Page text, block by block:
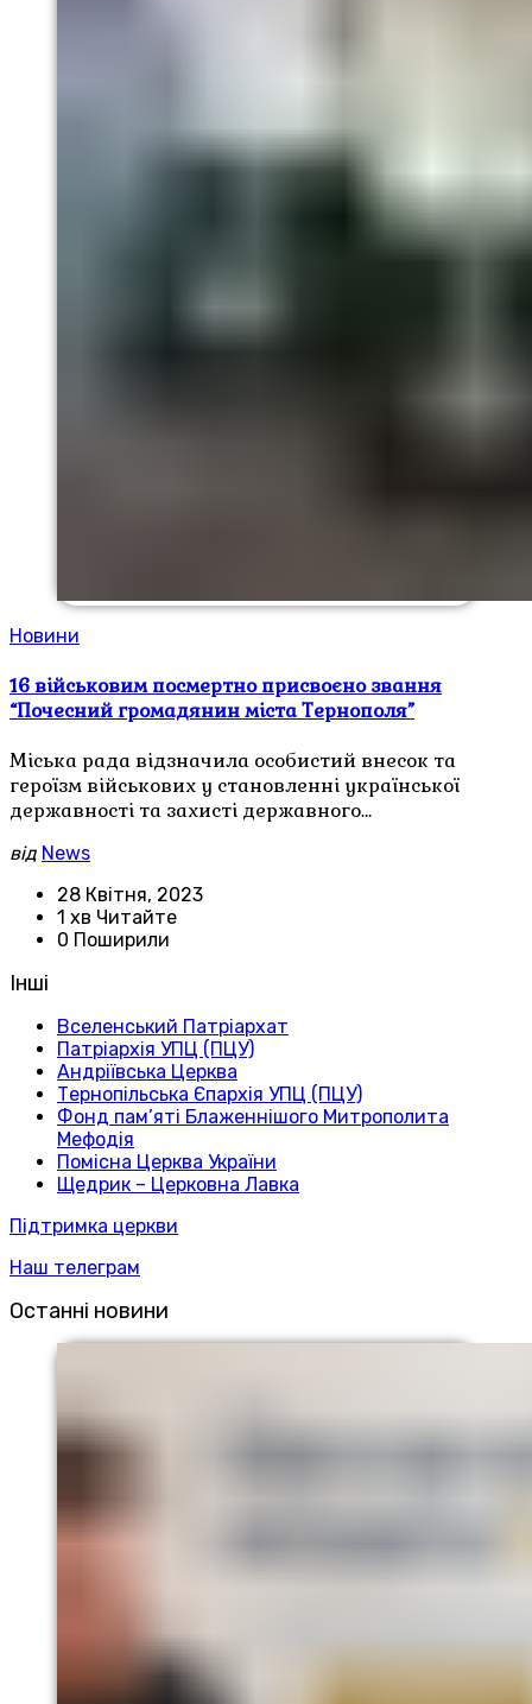
Новини
16 військовим посмертно присвоєно звання
“Почесний громадянин міста Тернополя”
Міська рада відзначила особистий внесок та
героїзм військових у становленні української
державності та захисті державного…
від News
28 Квітня, 2023
1 хв Читайте
0 Поширили
Інші
Вселенський Патріархат
Патріархія УПЦ (ПЦУ)
Андріївська Церква
Тернопільська Єпархія УПЦ (ПЦУ)
Фонд пам’яті Блаженнішого Митрополита
Мефодія
Помісна Церква України
Щедрик – Церковна Лавка
Підтримка церкви
Наш телеграм
Останні новини